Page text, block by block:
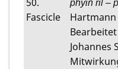
50.
Fascicle
phyiṅ ril –
Hartmann
Johannes